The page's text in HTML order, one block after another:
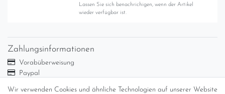
Lassen Sie sich benachrichigen, wenn der Artikel
wieder verfügbar ist.
Wir verwenden Cookies und ähnliche Technologien auf unserer Website
Zahlungsinformationen
Vorabüberweisung
Paypal